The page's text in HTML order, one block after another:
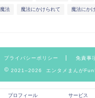
魔法 魔法にかけられて 魔法にか
プライバシーポリシー 免責事
2021–2026 エンタメまんがFun!
プロフィール サービス